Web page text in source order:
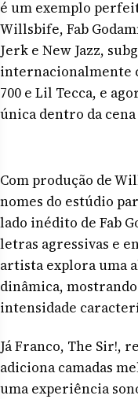
é um exemplo
Willsbife, Fab
Jerk e New Jazz,
internacionalmente
700 e Lil Tecca, e
única dentro da
Com produção de
nomes do estúdio
lado inédito de Fab
letras agressivas e
artista explora uma
dinâmica,
intensidade
Já Franco, The Sir!,
adiciona camadas
uma experiência